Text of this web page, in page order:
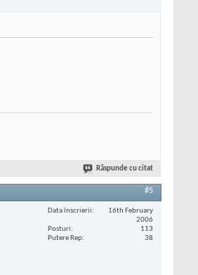
Răspunde cu citat
#5
Data înscrierii
16th February
2006
Posturi
113
Putere Rep
38